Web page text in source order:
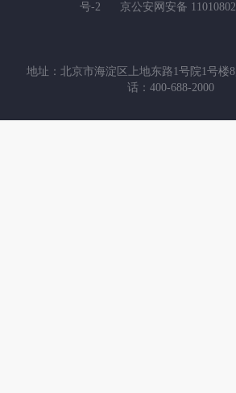
号-2
京公安网安备
地址：北京市海淀区上地东路1号院1号楼
话：400-688-2000